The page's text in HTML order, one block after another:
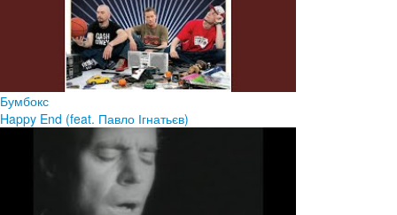
Бумбокс
Happy End (feat. Павло Ігнатьєв)